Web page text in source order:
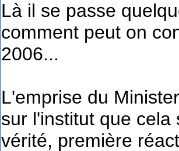
Là il se passe
comment peut on
2006...
L'emprise du
sur l'institut que
vérité, première